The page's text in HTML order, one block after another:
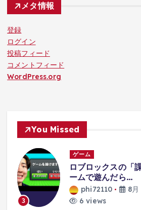
メタ情報
登録
ログイン
投稿フィード
コメントフィード
WordPress.org
You Missed
3
ゲーム
ロブロックスの「
ームで遊んだら…
phi72110
8
6 views